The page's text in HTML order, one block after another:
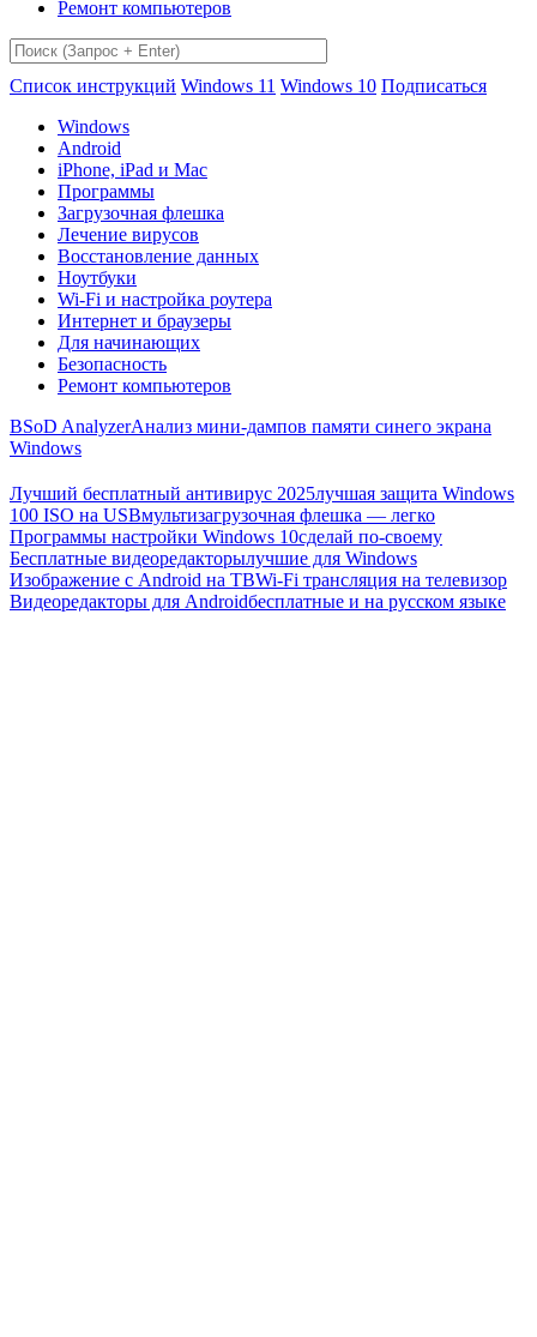
Ремонт компьютеров
Список инструкций Windows 11 Windows 10 Подписаться
Windows
Android
iPhone, iPad и Mac
Программы
Загрузочная флешка
Лечение вирусов
Восстановление данных
Ноутбуки
Wi-Fi и настройка роутера
Интернет и браузеры
Для начинающих
Безопасность
Ремонт компьютеров
BSoD AnalyzerАнализ мини-дампов памяти синего экрана
Windows
Лучший бесплатный антивирус 2025лучшая защита Windows
100 ISO на USBмультизагрузочная флешка — легко
Программы настройки Windows 10сделай по-своему
Бесплатные видеоредакторылучшие для Windows
Изображение с Android на ТВWi-Fi трансляция на телевизор
Видеоредакторы для Androidбесплатные и на русском языке